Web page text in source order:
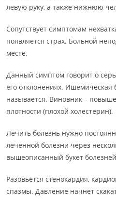
левую руку, а также нижнюю
Сопутствует симптомам
появляется страх. Больной
месте.
Данный симптом говорит о
его отклонениях. Ишемическая
называется. Виновник –
плотности (плохой холестерин).
Лечить болезнь нужно
леченной болезни через
вышеописанный букет
Разовьется стенокардия,
спазмы. Давление начнет